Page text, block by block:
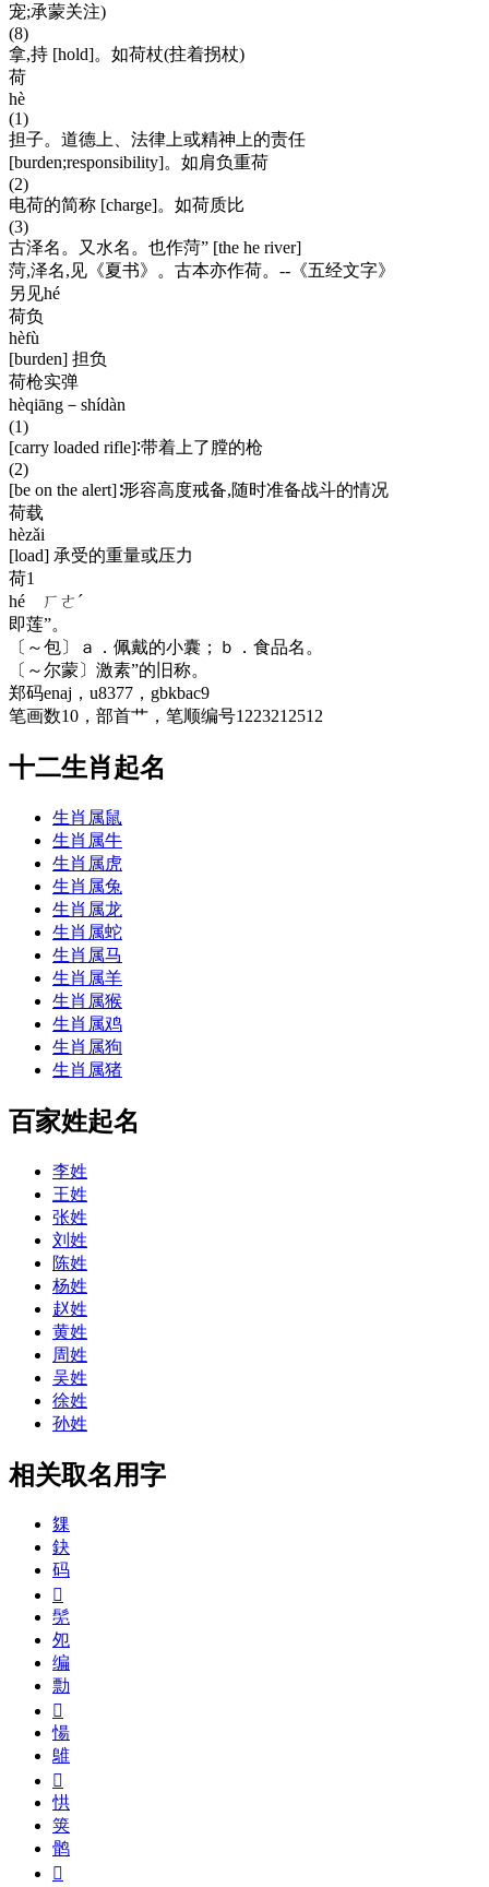
宠;承蒙关注)
(8)
拿,持 [hold]。如荷杖(拄着拐杖)
荷
hè
(1)
担子。道德上、法律上或精神上的责任
[burden;responsibility]。如肩负重荷
(2)
电荷的简称 [charge]。如荷质比
(3)
古泽名。又水名。也作菏” [the he river]
菏,泽名,见《夏书》。古本亦作荷。--《五经文字》
另见hé
荷负
hèfù
[burden] 担负
荷枪实弹
hèqiāng－shídàn
(1)
[carry loaded rifle]∶带着上了膛的枪
(2)
[be on the alert]∶形容高度戒备,随时准备战斗的情况
荷载
hèzǎi
[load] 承受的重量或压力
荷1
hé ㄏㄜˊ
即莲”。
〔～包〕ａ．佩戴的小囊；ｂ．食品名。
〔～尔蒙〕激素”的旧称。
郑码enaj，u8377，gbkbac9
笔画数10，部首艹，笔顺编号1223212512
十二生肖起名
生肖属鼠
生肖属牛
生肖属虎
生肖属兔
生肖属龙
生肖属蛇
生肖属马
生肖属羊
生肖属猴
生肖属鸡
生肖属狗
生肖属猪
百家姓起名
李姓
王姓
张姓
刘姓
陈姓
杨姓
赵姓
黄姓
周姓
吴姓
徐姓
孙姓
相关取名用字
㚌
鈌
码
𠭛
髧
夗
编
勡
𩛁
愓
鵻
𦧦
㤨
䇲
鹘
𨖡